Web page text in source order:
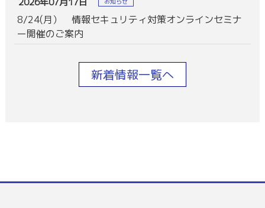
2026年07月17日
8/24(月） 情報セキュリティ対策オンラインセミナ
ー開催のご案内
新着情報一覧へ